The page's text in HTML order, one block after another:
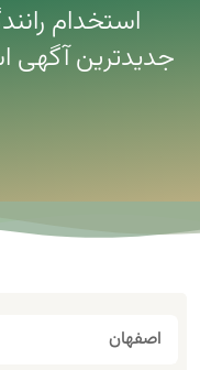
استخدام
جدیدترین آگهی